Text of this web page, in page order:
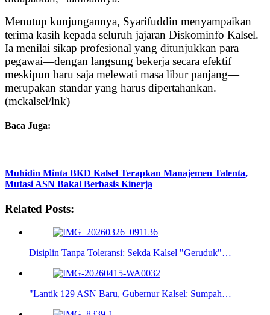
Menutup kunjungannya, Syarifuddin menyampaikan
terima kasih kepada seluruh jajaran Diskominfo Kalsel.
Ia menilai sikap profesional yang ditunjukkan para
pegawai—dengan langsung bekerja secara efektif
meskipun baru saja melewati masa libur panjang—
merupakan standar yang harus dipertahankan.
(mckalsel/lnk)
Baca Juga:
Muhidin Minta BKD Kalsel Terapkan Manajemen Talenta,
Mutasi ASN Bakal Berbasis Kinerja
Related Posts:
Disiplin Tanpa Toleransi: Sekda Kalsel "Geruduk"…
"Lantik 129 ASN Baru, Gubernur Kalsel: Sumpah…